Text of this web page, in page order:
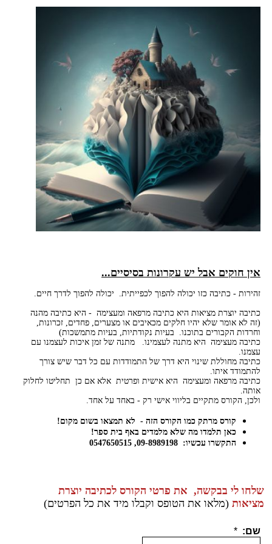
אין חוקים אבל יש עקרונות בסיסיים...
זהירות - כתיבה כזו יכולה להפוך לכפייתית. יכולה להפוך לדרך חיים.
כתיבה יוצרת מציאות היא כתיבה מרפאה ומעצימה - היא כתיבה מהנה
(זה לא אומר שלא יהיו חלקים מכאיבים או מצערים, פחדים, זכרונות,
וחרדות הקבורים בתוכנו. בעיות נקודתיות, בעיות מתמשכות(
כתיבה מעצימה היא מתנה לעצמינו. מתנה של זמן איכות לעצמנו עם
עצמנו.
כתיבה מחוללת שינוי היא דרך של התמודדות עם כל דבר שיש צורך
להתמודד איתו.
כתיבה מרפאה ומעצימה היא אישית ופרטית אלא אם כן תחליטו לחלוק
אותה.
ולכן, הקורס מתקיים בליווי אישי רק - באחד על אחד.
קורס מרתק כמו הקורס הזה - לא תמצאו בשום מקום!
כאן תלמדו מה שלא מלמדים באף בית ספר!
התקשרו עכשיו: 09-8989198, 0547650515
שלחו לי בבקשה, את פרטי הקורס לכתיבה יוצרת
מציאות (מלאו את הטופס וקבלו מיד את כל הפרטים)